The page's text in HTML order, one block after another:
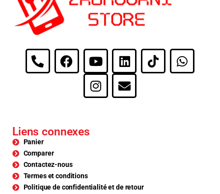
Liens connexes
Panier
Comparer
Contactez-nous
Termes et conditions
Politique de confidentialité et de retour